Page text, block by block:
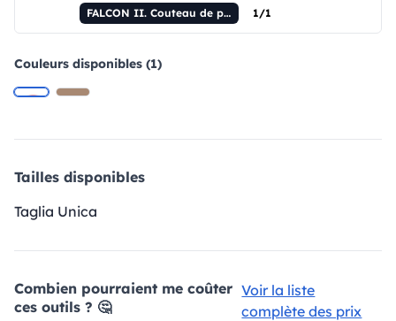
FALCON II. Couteau de poche en acier inoxydable et bois. 1/1
Couleurs disponibles (1)
Tailles disponibles
Taglia Unica
Combien pourraient me coûter
ces outils ? 🤔
Voir la liste
complète des prix